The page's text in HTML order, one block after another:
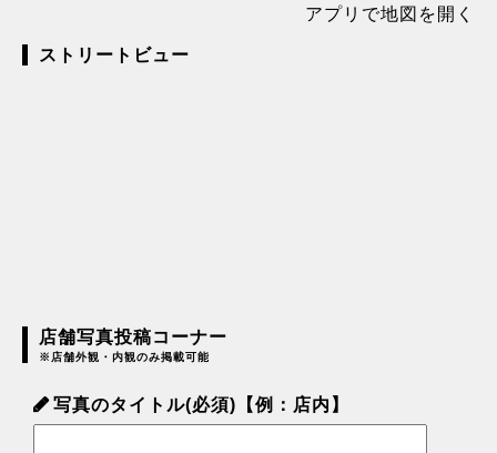
アプリで地図を開く
ストリートビュー
店舗写真投稿コーナー
※店舗外観・内観のみ掲載可能
写真のタイトル(必須)【例：店内】